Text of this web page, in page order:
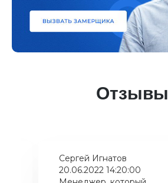
Отзывы
Сергей Игнатов
20.06.2022 14:20:00